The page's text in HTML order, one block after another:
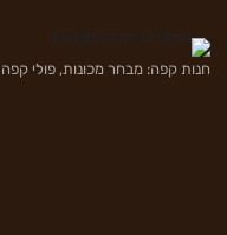
חנות קפה: מבחר מכונות, פולי קפה